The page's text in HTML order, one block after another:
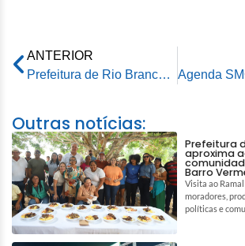
ANTERIOR
Prefeitura de Rio Branco lança Campanha de Doação de Agasalhos
Outras notícias:
Prefeitura
aproxima
Barro
Visita ao
moradores,
políticas e